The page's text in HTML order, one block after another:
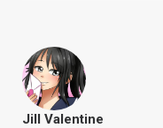
Jill Valentine